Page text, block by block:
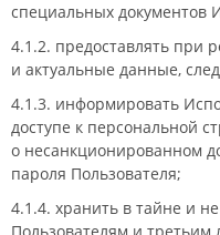
специальных документов
4.1.2. предоставлять при
и актуальные данные,
4.1.3. информировать
доступе к персональной
о несанкционированном
пароля Пользователя;
4.1.4. хранить в тайне и